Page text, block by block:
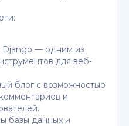
Django — одним из
для веб-
блог с возможностью
и
базы данных и